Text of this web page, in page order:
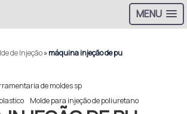
MENU
de Injeção»máquina injeção de pu
de moldes sp
Molde para injeção de poliuretano